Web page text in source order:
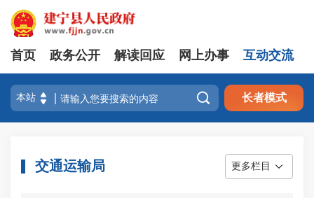
首页 政务公开 解读回应 网上办事 互动交流
 长者模式
交通运输局 更多栏目